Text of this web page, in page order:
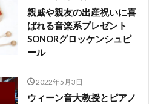
親戚や親友の出産祝いに喜
ばれる音楽系プレゼント
SONORグロッケンシュピ
ール
2022年5月3日
ウィーン音大教授とピアノ